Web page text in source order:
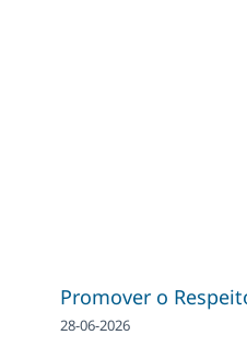
Promover o
28-06-2026